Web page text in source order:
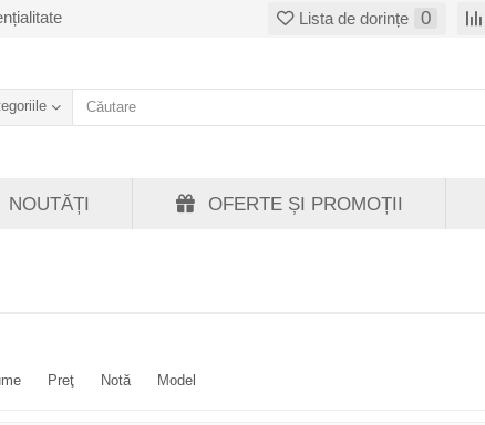
Lista de dorințe 0
NOUTĂȚI OFERTE ȘI PROMOȚII
Preţ Notă Model